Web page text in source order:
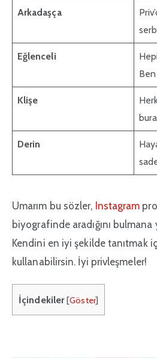
Arkadaşça
Eğlenceli
Ben
Klişe
Derin
Umarım bu sözler, Instagram
biyografinde aradığını bulmana
Kendini en iyi şekilde tanıtmak
kullanabilirsin. İyi privleşmeler!
İçindekiler [Göster]